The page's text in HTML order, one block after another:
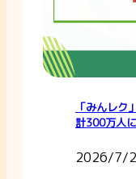
「みんレ
計300万人
2026/7/